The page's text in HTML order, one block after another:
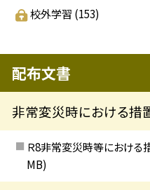
校外学習 (153)
配布文書
非常変災時における措
Ｒ8非常変災時等における
MB)